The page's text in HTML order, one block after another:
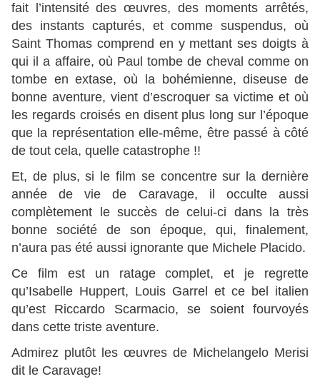
fait l’intensité des œuvres, des moments arrêtés,
des instants capturés, et comme suspendus, où
Saint Thomas comprend en y mettant ses doigts à
qui il a affaire, où Paul tombe de cheval comme on
tombe en extase, où la bohémienne, diseuse de
bonne aventure, vient d’escroquer sa victime et où
les regards croisés en disent plus long sur l’époque
que la représentation elle-même, être passé à côté
de tout cela, quelle catastrophe !!
Et, de plus, si le film se concentre sur la dernière
année de vie de Caravage, il occulte aussi
complètement le succès de celui-ci dans la très
bonne société de son époque, qui, finalement,
n’aura pas été aussi ignorante que Michele Placido.
Ce film est un ratage complet, et je regrette
qu’Isabelle Huppert, Louis Garrel et ce bel italien
qu’est Riccardo Scarmacio, se soient fourvoyés
dans cette triste aventure.
Admirez plutôt les œuvres de Michelangelo Merisi
dit le Caravage!